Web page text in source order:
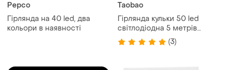
Pepco
Гірлянда на 40 led, два
кольори в наявності
Taobao
Гірлянда кульки 50 led
світлодіодна 5 метрів
новорічна на ялинку та для
декору
(3)